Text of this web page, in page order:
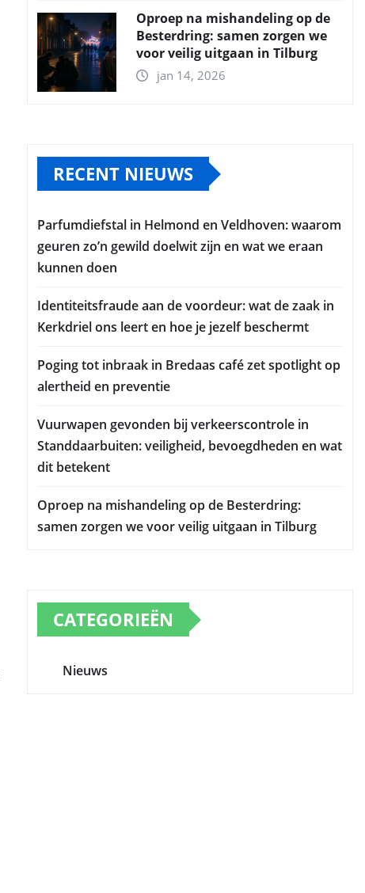
Oproep na mishandeling op de
Besterdring: samen zorgen we
voor veilig uitgaan in Tilburg
jan 14, 2026
RECENT NIEUWS
Parfumdiefstal in Helmond en Veldhoven: waarom
geuren zo’n gewild doelwit zijn en wat we eraan
kunnen doen
Identiteitsfraude aan de voordeur: wat de zaak in
Kerkdriel ons leert en hoe je jezelf beschermt
Poging tot inbraak in Bredaas café zet spotlight op
alertheid en preventie
Vuurwapen gevonden bij verkeerscontrole in
Standdaarbuiten: veiligheid, bevoegdheden en wat
dit betekent
Oproep na mishandeling op de Besterdring:
samen zorgen we voor veilig uitgaan in Tilburg
CATEGORIEËN
Nieuws